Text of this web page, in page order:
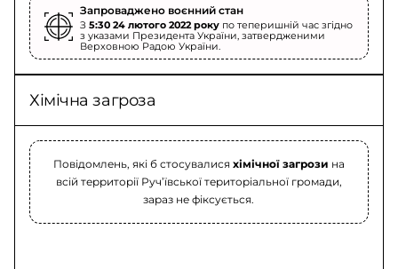
Запроваджено воєнний стан
З 5:30 24 лютого 2022 року по теперишній час згідно
з указами Президента України, затвердженими
Верховною Радою України.
Хімічна загроза
Повідомлень, які б стосувалися хімічної загрози на
всій территорії Руч’ївської територіальної громади,
зараз не фіксується.